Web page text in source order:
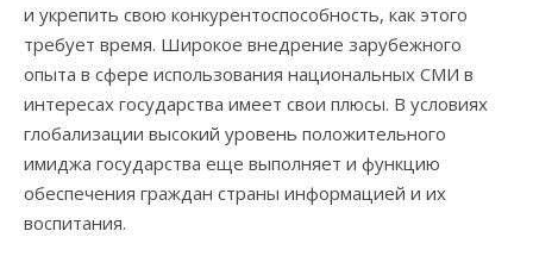
и укрепить свою конкурентоспособность, как этого
требует время. Широкое внедрение зарубежного
опыта в сфере использования национальных СМИ в
интересах государства имеет свои плюсы. В условиях
глобализации высокий уровень положительного
имиджа государства еще выполняет и функцию
обеспечения граждан страны информацией и их
воспитания.